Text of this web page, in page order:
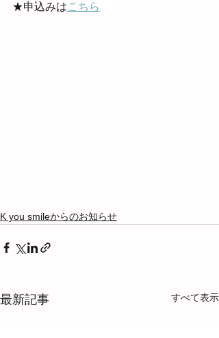
★申込みはこちら
K you smileからのお知らせ
最新記事 すべて表示